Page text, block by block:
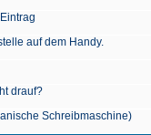
auf dem Handy.
drauf?
Schreibmaschine)